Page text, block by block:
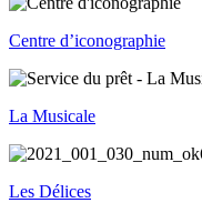
Centre d’iconographie
La Musicale
Les Délices